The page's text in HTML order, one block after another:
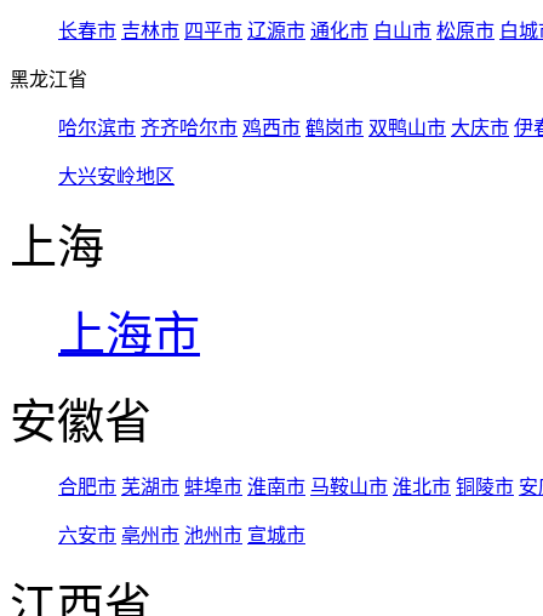
长春市 吉林市 四平市 辽源市 通化市 白山市 松原市 白城
黑龙江省
哈尔滨市 齐齐哈尔市 鸡西市 鹤岗市 双鸭山市 大庆市 伊
大兴安岭地区
上海
上海市
安徽省
合肥市 芜湖市 蚌埠市 淮南市 马鞍山市 淮北市 铜陵市 安
六安市 亳州市 池州市 宣城市